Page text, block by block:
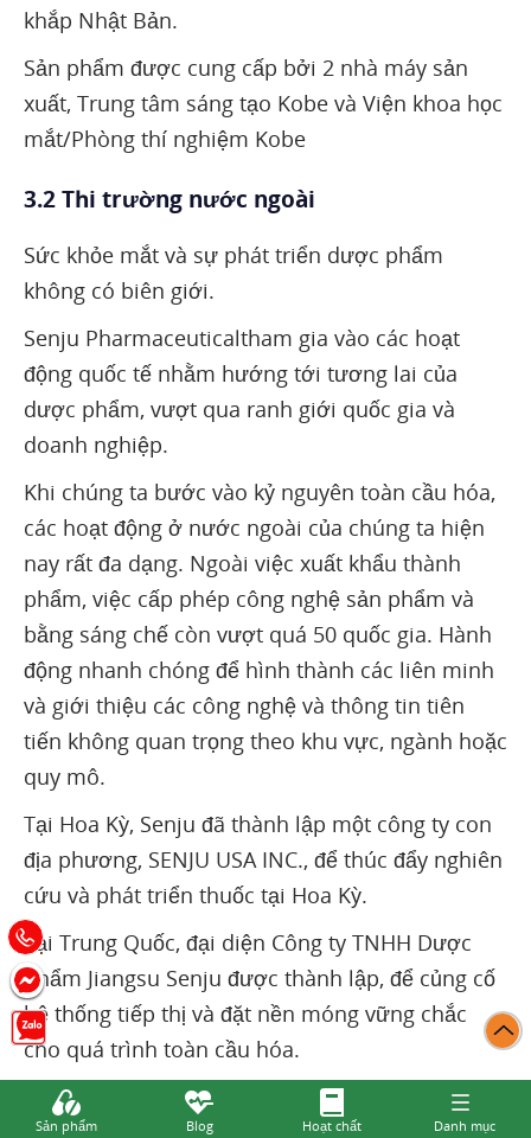
khắp Nhật Bản.
Sản phẩm được cung cấp bởi 2 nhà máy sản
xuất, Trung tâm sáng tạo Kobe và Viện khoa học
mắt/Phòng thí nghiệm Kobe
3.2 Thi trường nước ngoài
Sức khỏe mắt và sự phát triển dược phẩm
không có biên giới.
Senju Pharmaceuticaltham gia vào các hoạt
động quốc tế nhằm hướng tới tương lai của
dược phẩm, vượt qua ranh giới quốc gia và
doanh nghiệp.
Khi chúng ta bước vào kỷ nguyên toàn cầu hóa,
các hoạt động ở nước ngoài của chúng ta hiện
nay rất đa dạng. Ngoài việc xuất khẩu thành
phẩm, việc cấp phép công nghệ sản phẩm và
bằng sáng chế còn vượt quá 50 quốc gia. Hành
động nhanh chóng để hình thành các liên minh
và giới thiệu các công nghệ và thông tin tiên
tiến không quan trọng theo khu vực, ngành hoặc
quy mô.
Tại Hoa Kỳ, Senju đã thành lập một công ty con
địa phương, SENJU USA INC., để thúc đẩy nghiên
cứu và phát triển thuốc tại Hoa Kỳ.
Tại Trung Quốc, đại diện Công ty TNHH Dược
phẩm Jiangsu Senju được thành lập, để củng cố
hệ thống tiếp thị và đặt nền móng vững chắc
cho quá trình toàn cầu hóa.
Nó vận hành các phòng thí nghiệm nghiên cứu
và cơ sở sản xuất tại Nhật Bản và Mỹ. Công ty
Sản phẩm Blog Hoạt chất Danh mục